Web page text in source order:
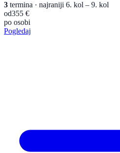
3 termina · najraniji 6. kol – 9. kol
od355 €
po osobi
Pogledaj